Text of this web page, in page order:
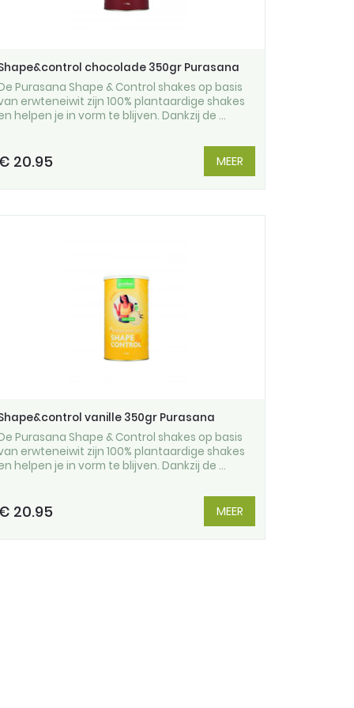
chocolade 350gr Purasana
Purasana Shape & Control shakes op basis
erwteneiwit zijn 100% plantaardige shakes
helpen je in vorm te blijven. Dankzij de ...
20.95 MEER
vanille 350gr Purasana
Purasana Shape & Control shakes op basis
erwteneiwit zijn 100% plantaardige shakes
helpen je in vorm te blijven. Dankzij de ...
20.95 MEER